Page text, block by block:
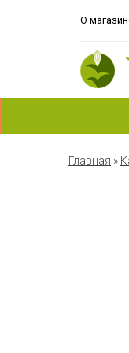
О
Главная »